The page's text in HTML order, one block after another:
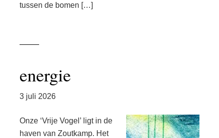
tussen de bomen […]
energie
3 juli 2026
Onze ‘Vrije Vogel’ ligt in de
haven van Zoutkamp. Het